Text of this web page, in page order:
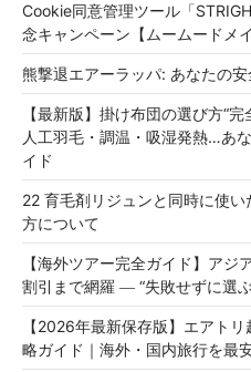
Cookie同意管理ツール「
念キャンペーン【ムームードメイ
熊撃退エアーラッパ: あなたの
【最新版】掛け布団の選び方“
人工羽毛・調温・吸湿発熱…あ
イド
22 育毛剤リジュンと同時に使
方について
【海外ツアー完全ガイド】アジ
割引まで網羅 ― “失敗せずに選
【2026年最新保存版】エアト
略ガイド｜海外・国内旅行を最